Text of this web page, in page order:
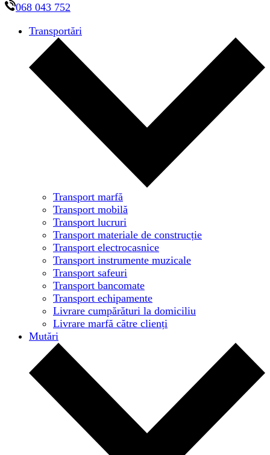
068 043 752
Transportări
Transport marfă
Transport mobilă
Transport lucruri
Transport materiale de construcție
Transport electrocasnice
Transport instrumente muzicale
Transport safeuri
Transport bancomate
Transport echipamente
Livrare cumpărături la domiciliu
Livrare marfă către clienți
Mutări